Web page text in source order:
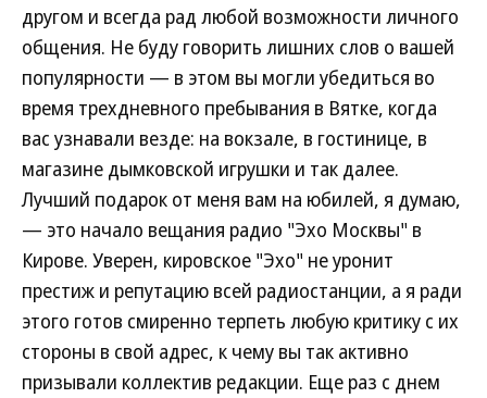
другом и всегда рад любой возможности личного
общения. Не буду говорить лишних слов о вашей
популярности — в этом вы могли убедиться во
время трехдневного пребывания в Вятке, когда
вас узнавали везде: на вокзале, в гостинице, в
магазине дымковской игрушки и так далее.
Лучший подарок от меня вам на юбилей, я думаю,
— это начало вещания радио "Эхо Москвы" в
Кирове. Уверен, кировское "Эхо" не уронит
престиж и репутацию всей радиостанции, а я ради
этого готов смиренно терпеть любую критику с их
стороны в свой адрес, к чему вы так активно
призывали коллектив редакции. Еще раз с днем